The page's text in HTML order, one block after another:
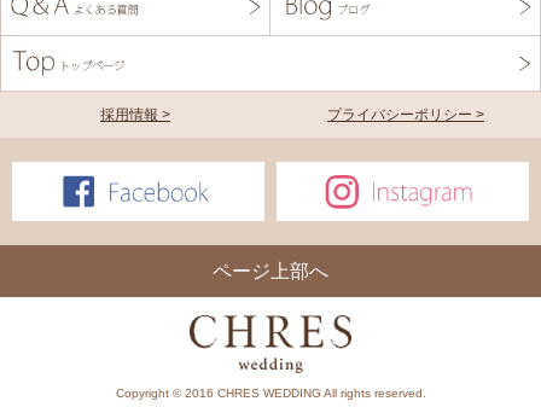
採用情報 > プライバシーポリシー >
ページ上部へ
Copyright © 2016 CHRES WEDDING All rights reserved.